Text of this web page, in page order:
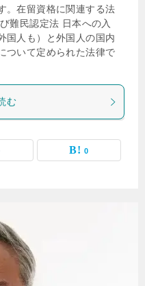
。在留資格に関連する法
難民認定法 日本への入
国人も）と外国人の国内
ついて定められた法律で
む
0